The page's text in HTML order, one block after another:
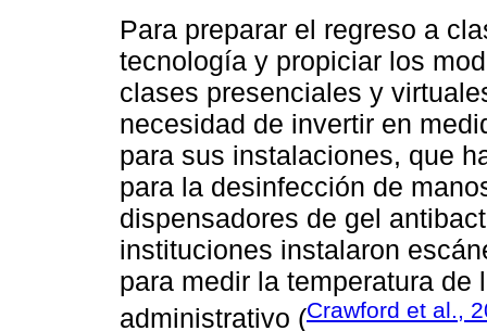
Para preparar el regreso a
tecnología y propiciar los
clases presenciales y
necesidad de invertir en
para sus instalaciones, que
para la desinfección de
dispensadores de gel
instituciones instalaron
para medir la temperatura
administrativo (Crawford et al.,